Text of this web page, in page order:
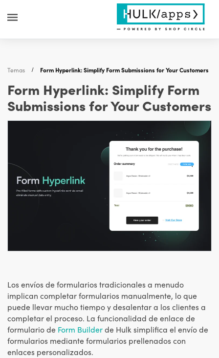
Temas Form Hyperlink: Simplify Form Submissions for Your Customers
Form Hyperlink: Simplify Form
Submissions for Your Customers
Los envíos de formularios tradicionales a menudo
implican completar formularios manualmente, lo que
puede llevar mucho tiempo y desalentar a los clientes a
completar el proceso. La funcionalidad de enlace de
formulario de Form Builderde Hulk simplifica el envío de
formularios mediante formularios prellenados con
enlaces personalizados.